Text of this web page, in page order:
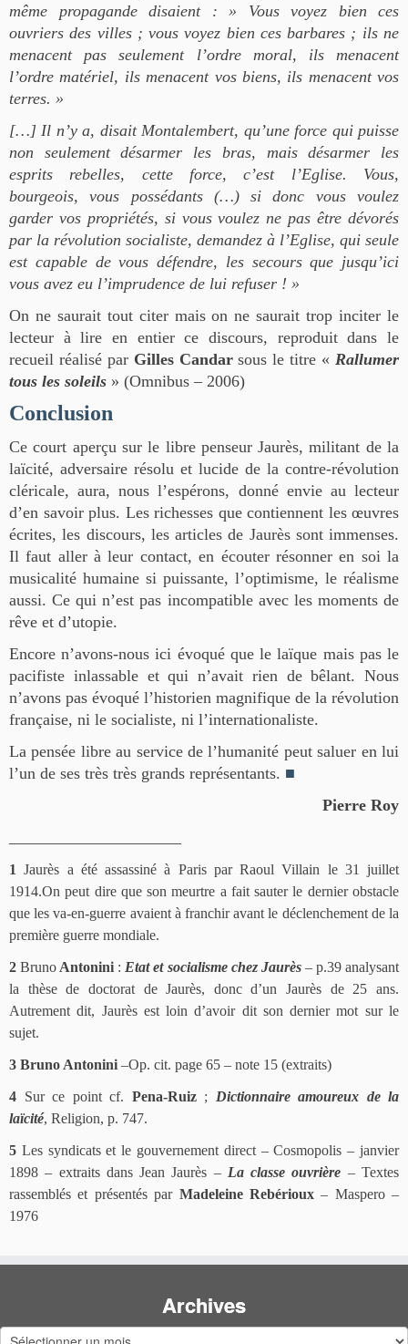
même propagande disaient : » Vous voyez bien ces
ouvriers des villes ; vous voyez bien ces barbares ; ils ne
menacent pas seulement l’ordre moral, ils menacent
l’ordre matériel, ils menacent vos biens, ils menacent vos
terres. »
[…] Il n’y a, disait Montalembert, qu’une force qui puisse
non seulement désarmer les bras, mais désarmer les
esprits rebelles, cette force, c’est l’Eglise. Vous,
bourgeois, vous possédants (…) si donc vous voulez
garder vos propriétés, si vous voulez ne pas être dévorés
par la révolution socialiste, demandez à l’Eglise, qui seule
est capable de vous défendre, les secours que jusqu’ici
vous avez eu l’imprudence de lui refuser ! »
On ne saurait tout citer mais on ne saurait trop inciter le
lecteur à lire en entier ce discours, reproduit dans le
recueil réalisé par Gilles Candarsous le titre « Rallumer
tous les soleils » (Omnibus – 2006)
Conclusion
Ce court aperçu sur le libre penseur Jaurès, militant de la
laïcité, adversaire résolu et lucide de la contre-révolution
cléricale, aura, nous l’espérons, donné envie au lecteur
d’en savoir plus. Les richesses que contiennent les œuvres
écrites, les discours, les articles de Jaurès sont immenses.
Il faut aller à leur contact, en écouter résonner en soi la
musicalité humaine si puissante, l’optimisme, le réalisme
aussi. Ce qui n’est pas incompatible avec les moments de
rêve et d’utopie.
Encore n’avons-nous ici évoqué que le laïque mais pas le
pacifiste inlassable et qui n’avait rien de bêlant. Nous
n’avons pas évoqué l’historien magnifique de la révolution
française, ni le socialiste, ni l’internationaliste.
La pensée libre au service de l’humanité peut saluer en lui
l’un de ses très très grands représentants. ■
Pierre Roy
1 Jaurès a été assassiné à Paris par Raoul Villain le 31 juillet
1914.On peut dire que son meurtre a fait sauter le dernier obstacle
que les va-en-guerre avaient à franchir avant le déclenchement de la
première guerre mondiale.
2 Bruno Antonini : Etat et socialisme chez Jaurès– p.39 analysant
la thèse de doctorat de Jaurès, donc d’un Jaurès de 25 ans.
Autrement dit, Jaurès est loin d’avoir dit son dernier mot sur le
sujet.
3 Bruno Antonini –Op. cit. page 65 – note 15 (extraits)
4 Sur ce point cf. Pena-Ruiz; Dictionnaire amoureux de la
laïcité, Religion, p. 747.
5 Les syndicats et le gouvernement direct – Cosmopolis – janvier
1898 – extraits dans Jean Jaurès – La classe ouvrière – Textes
rassemblés et présentés par Madeleine Rebérioux– Maspero –
1976
Archives
Archives